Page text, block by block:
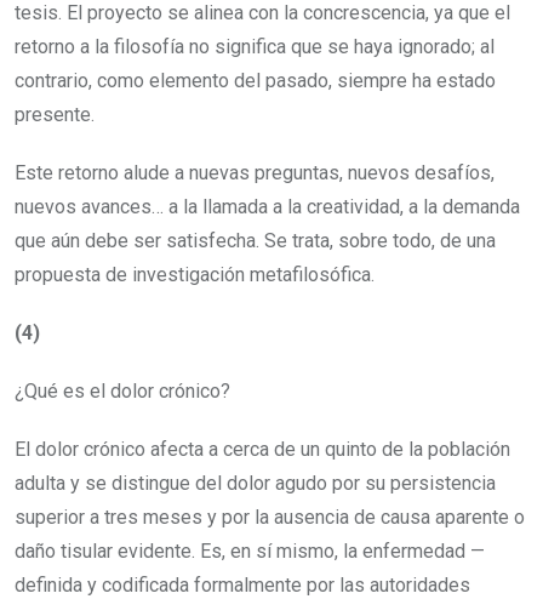
tesis. El proyecto se alinea con la concrescencia, ya que el
retorno a la filosofía no significa que se haya ignorado; al
contrario, como elemento del pasado, siempre ha estado
presente.
Este retorno alude a nuevas preguntas, nuevos desafíos,
nuevos avances… a la llamada a la creatividad, a la demanda
que aún debe ser satisfecha. Se trata, sobre todo, de una
propuesta de investigación metafilosófica.
(4)
¿Qué es el dolor crónico?
El dolor crónico afecta a cerca de un quinto de la población
adulta y se distingue del dolor agudo por su persistencia
superior a tres meses y por la ausencia de causa aparente o
daño tisular evidente. Es, en sí mismo, la enfermedad —
definida y codificada formalmente por las autoridades